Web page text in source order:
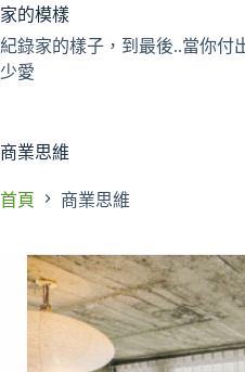
跳
至
主
容
家的模樣
紀錄家的樣子，到最後..當你付
少愛
商業思維
首頁 商業思維